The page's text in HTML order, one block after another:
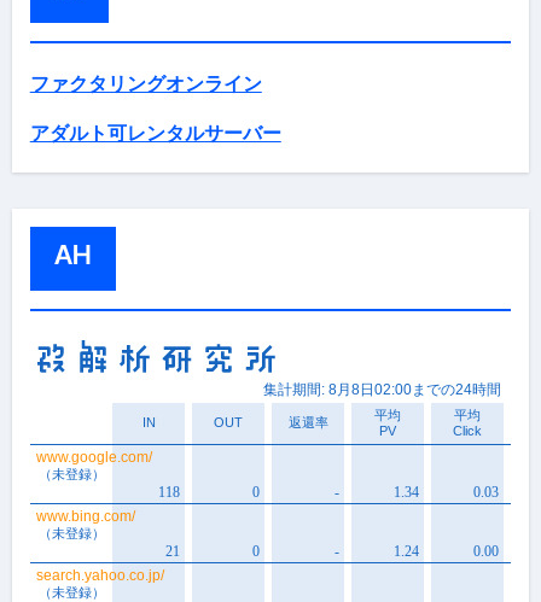
ファクタリングオンライン
アダルト可レンタルサーバー
AH